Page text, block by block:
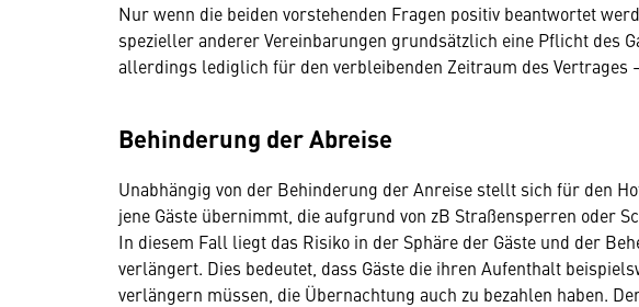
Nur wenn die beiden vorstehenden Fragen positiv beantwortet
spezieller anderer Vereinbarungen grundsätzlich eine Pflicht des
allerdings lediglich für den verbleibenden Zeitraum des Vertrages
Behinderung der Abreise
Unabhängig von der Behinderung der Anreise stellt sich für den
jene Gäste übernimmt, die aufgrund von zB Straßensperren oder
In diesem Fall liegt das Risiko in der Sphäre der Gäste und der
verlängert. Dies bedeutet, dass Gäste die ihren Aufenthalt
verlängern müssen, die Übernachtung auch zu bezahlen haben.